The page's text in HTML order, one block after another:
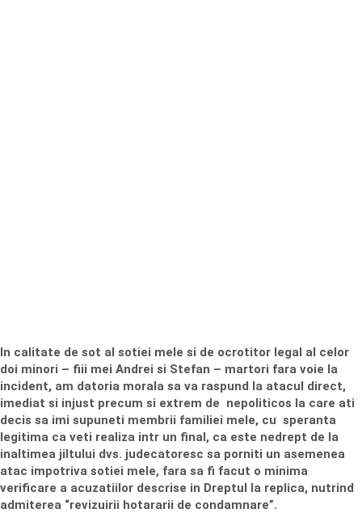
In calitate de sot al sotiei mele si de ocrotitor legal al celor
doi minori – fiii mei Andrei si Stefan – martori fara voie la
incident, am datoria morala sa va raspund la atacul direct,
imediat si injust precum si extrem de nepoliticos la care ati
decis sa imi supuneti membrii familiei mele, cu speranta
legitima ca veti realiza intr un final, ca este nedrept de la
inaltimea jiltului dvs. judecatoresc sa porniti un asemenea
atac impotriva sotiei mele, fara sa fi facut o minima
verificare a acuzatiilor descrise in Dreptul la replica, nutrind
admiterea “revizuirii hotararii de condamnare”.